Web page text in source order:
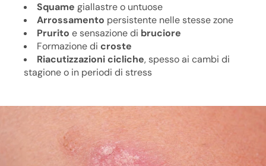
Squame giallastre o untuose
Arrossamento persistente nelle stesse zone
Prurito e sensazione di bruciore
Formazione di croste
Riacutizzazioni cicliche, spesso ai cambi di
stagione o in periodi di stress